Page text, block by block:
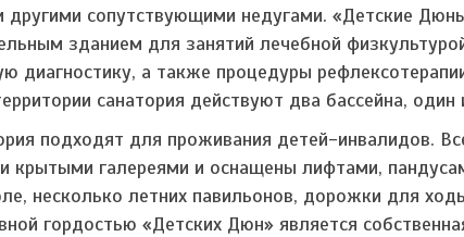
сопутствующими недугами. «Детские
зданием для занятий лечебной
диагностику, а также процедуры
санатория действуют два бассейна,
подходят для проживания детей-инвалидов.
крытыми галереями и оснащены лифтами,
несколько летних павильонов, дорожки для
гордостью «Детских Дюн» является